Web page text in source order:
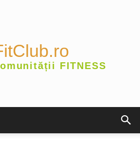
FITNESS